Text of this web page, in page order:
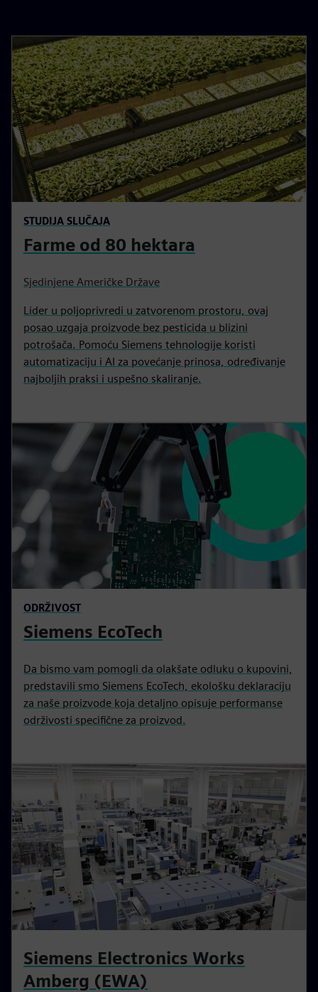
STUDIJA SLUČAJA
Farme od 80 hektara
Sjedinjene Američke Države
Lider u poljoprivredi u zatvorenom prostoru, ovaj
posao uzgaja proizvode bez pesticida u blizini
potrošača. Pomoću Siemens tehnologije koristi
automatizaciju i AI za povećanje prinosa, određivanje
najboljih praksi i uspešno skaliranje.
ODRŽIVOST
Siemens EcoTech
Da bismo vam pomogli da olakšate odluku o kupovini,
predstavili smo Siemens EcoTech, ekološku deklaraciju
za naše proizvode koja detaljno opisuje performanse
održivosti specifične za proizvod.
Siemens Electronics Works
Amberg (EWA)